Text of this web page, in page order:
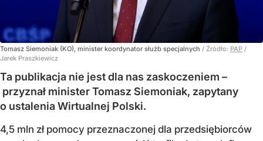
Tomasz Siemoniak (KO), minister koordynator służb specjalnych / Źródło: PAP /
Jarek Praszkiewicz
Ta publikacja nie jest dla nas zaskoczeniem –
przyznał minister Tomasz Siemoniak, zapytany
o ustalenia Wirtualnej Polski.
4,5 mln zł pomocy przeznaczonej dla przedsiębiorców